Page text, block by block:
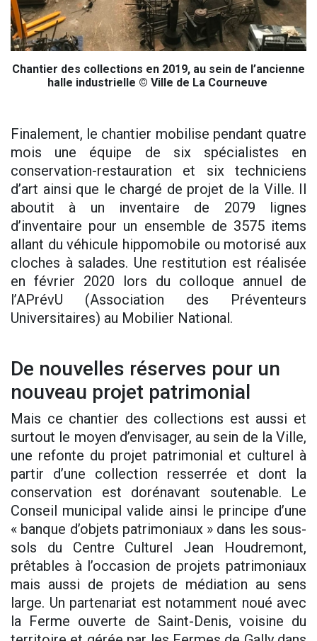
Chantier des collections en 2019, au sein de l’ancienne
halle industrielle © Ville de La Courneuve
Finalement, le chantier mobilise pendant quatre
mois une équipe de six spécialistes en
conservation-restauration et six techniciens
d’art ainsi que le chargé de projet de la Ville. Il
aboutit à un inventaire de 2079 lignes
d’inventaire pour un ensemble de 3575 items
allant du véhicule hippomobile ou motorisé aux
cloches à salades. Une restitution est réalisée
en février 2020 lors du colloque annuel de
l’APrévU (Association des Préventeurs
Universitaires) au Mobilier National.
De nouvelles réserves pour un
nouveau projet patrimonial
Mais ce chantier des collections est aussi et
surtout le moyen d’envisager, au sein de la Ville,
une refonte du projet patrimonial et culturel à
partir d’une collection resserrée et dont la
conservation est dorénavant soutenable. Le
Conseil municipal valide ainsi le principe d’une
« banque d’objets patrimoniaux » dans les sous-
sols du Centre Culturel Jean Houdremont,
prêtables à l’occasion de projets patrimoniaux
mais aussi de projets de médiation au sens
large. Un partenariat est notamment noué avec
la Ferme ouverte de Saint-Denis, voisine du